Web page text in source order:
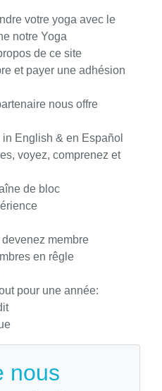
votre yoga avec le
notre Yoga
de ce site
et payer une adhésion
nous offre
English & en Español
voyez, comprenez et
de bloc
membre
en rêgle
pour une année:
nous